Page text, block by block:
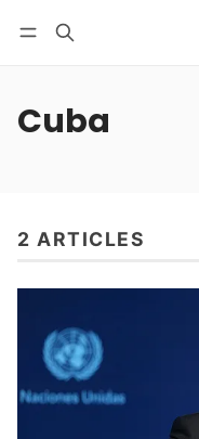
Cuba
2 ARTICLES